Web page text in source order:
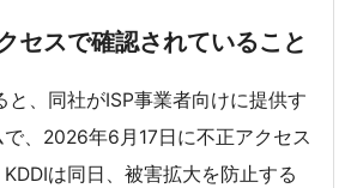
セスで確認されていること
と、同社がISP事業者向けに提供す
、2026年6月17日に不正アクセス
は同日、被害拡大を防止する